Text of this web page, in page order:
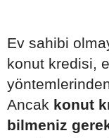
Ev sahibi
konut kredisi,
Ancak konut
bilmeniz